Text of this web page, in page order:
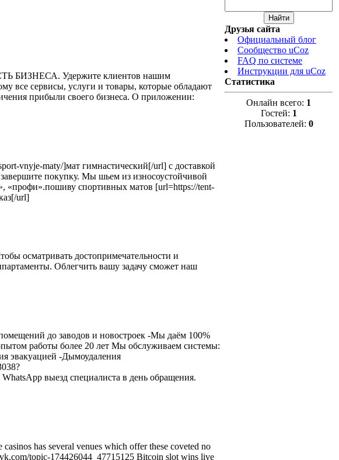
Удержите клиентов нашим
все сервисы, услуги и товары, которые обладают
прибыли своего бизнеса. О приложении:
vnyje-maty/]мат гимнастический[/url] с доставкой
покупку. Мы шьем из износоустойчивой
«профи».пошиву спортивных матов [url=https://tent-
url]
осматривать достопримечательности и
Облегчить вашу задачу сможет наш
до заводов и новостроек -Мы даём 100%
работы более 20 лет Мы обслуживаем системы:
эвакуацией -Дымоудаления
выезд специалиста в день обращения.
has several venues which offer these coveted no
topic-174426044_47715125 Bitcoin slot wins live
Друзья сайта
Официальный блог
Сообщество uCoz
FAQ по системе
Инструкции для uCoz
Статистика
Онлайн всего: 1
Гостей: 1
Пользователей: 0